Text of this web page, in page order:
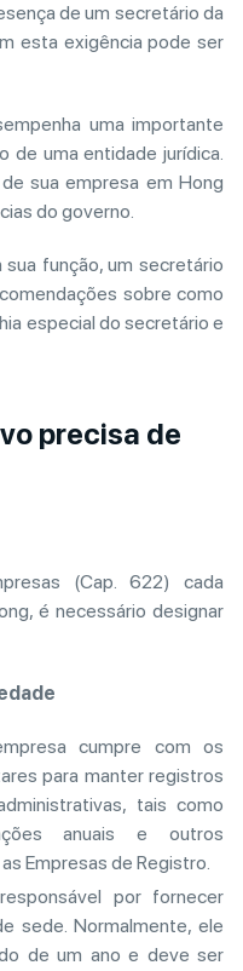
de um secretário da
esta exigência pode ser
uma importante
de uma entidade jurídica.
sua empresa em Hong
do governo.
função, um secretário
sobre como
especial do secretário e
precisa de
(Cap. 622) cada
é necessário designar
cumpre com os
para manter registros
tais como
anuais e outros
Empresas de Registro.
por fornecer
sede. Normalmente, ele
de um ano e deve ser